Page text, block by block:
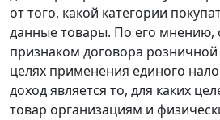
от того, какой категории
данные товары. По его
признаком договора
целях применения единого
доход является то, для каких
товар организациям и